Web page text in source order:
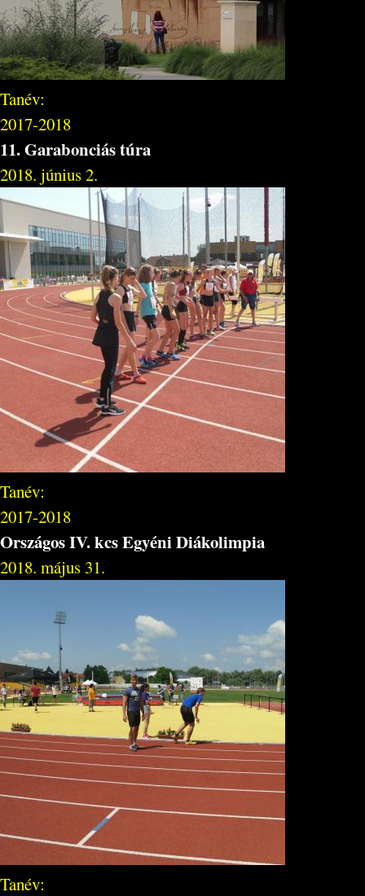
Tanév:
2017-2018
11. Garabonciás túra
2018. június 2.
Tanév:
2017-2018
Országos IV. kcs Egyéni Diákolimpia
2018. május 31.
Tanév: